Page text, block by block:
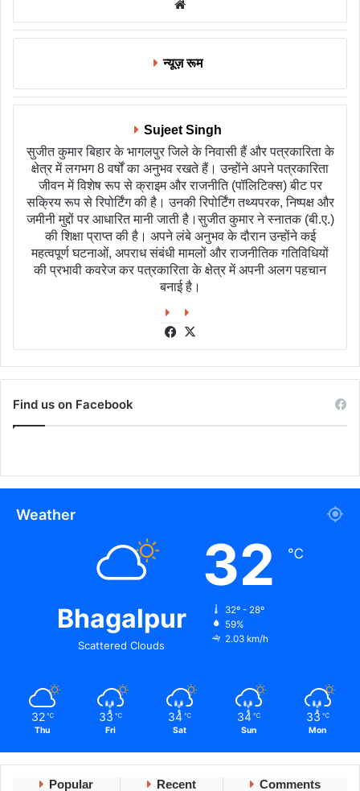
न्यूज़ रूम
Sujeet Singh
सुजीत कुमार बिहार के भागलपुर जिले के निवासी हैं और पत्रकारिता के
क्षेत्र में लगभग 8 वर्षों का अनुभव रखते हैं। उन्होंने अपने पत्रकारिता
जीवन में विशेष रूप से क्राइम और राजनीति (पॉलिटिक्स) बीट पर
सक्रिय रूप से रिपोर्टिंग की है। उनकी रिपोर्टिंग तथ्यपरक, निष्पक्ष और
जमीनी मुद्दों पर आधारित मानी जाती है।सुजीत कुमार ने स्नातक (बी.ए.)
की शिक्षा प्राप्त की है। अपने लंबे अनुभव के दौरान उन्होंने कई
महत्वपूर्ण घटनाओं, अपराध संबंधी मामलों और राजनीतिक गतिविधियों
की प्रभावी कवरेज कर पत्रकारिता के क्षेत्र में अपनी अलग पहचान
बनाई है।
Facebook
Find us on Facebook
Weather
Bhagalpur
Scattered Clouds
32 ℃
32º - 28º
59%
2.03 km/h
32 ℃
Thu
33 ℃
Fri
34 ℃
Sat
34 ℃
Sun
33 ℃
Mon
Popular Recent Comments